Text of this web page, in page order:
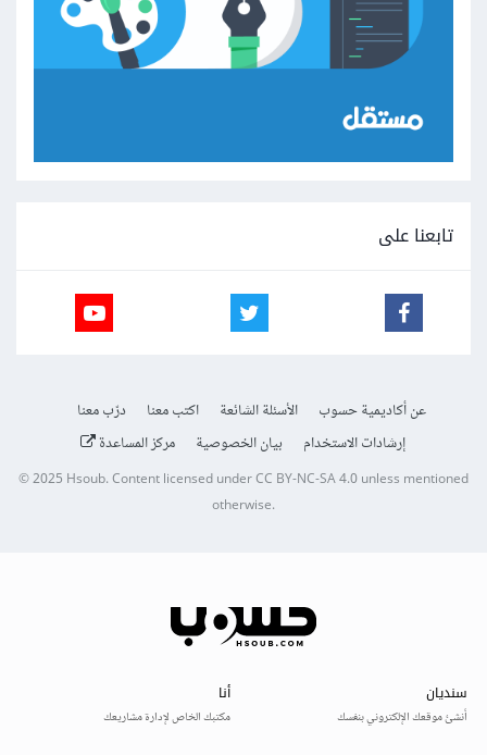
تابعنا على
عن أكاديمية حسوب الأسئلة الشائعة اكتب معنا
درّب معنا
إرشادات الاستخدام
بيان الخصوصية مركز المساعدة
© 2025Hsoub.Content licensed underCC BY-NC-SA 4.0unless mentioned
otherwise.